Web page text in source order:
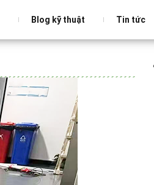
Blog kỹ thuật Tin tức